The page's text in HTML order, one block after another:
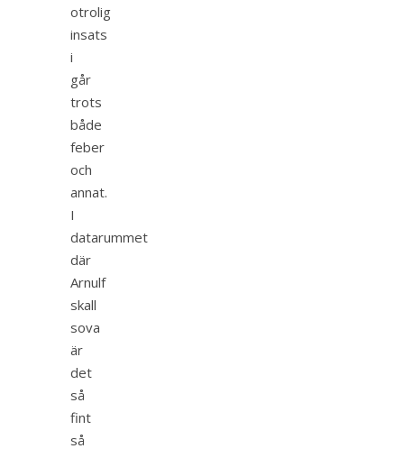
otrolig
insats
i
går
trots
både
feber
och
annat.
I
datarummet
där
Arnulf
skall
sova
är
det
så
fint
så